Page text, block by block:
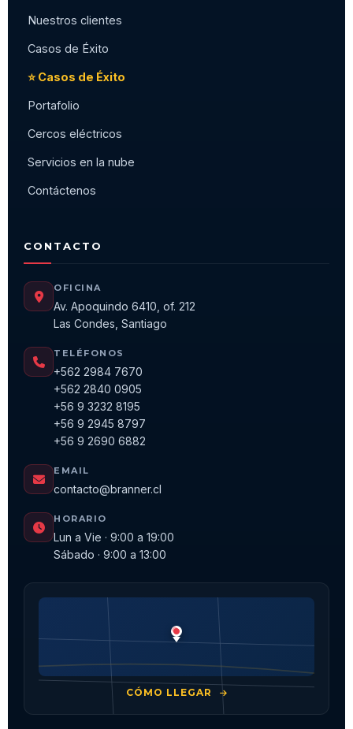
Nuestros clientes
Casos de Éxito
⭐ Casos de Éxito
Portafolio
Cercos eléctricos
Servicios en la nube
Contáctenos
CONTACTO
OFICINA
Av. Apoquindo 6410, of. 212
Las Condes, Santiago
TELÉFONOS
+562 2984 7670
+562 2840 0905
+56 9 3232 8195
+56 9 2945 8797
+56 9 2690 6882
EMAIL
contacto@branner.cl
HORARIO
Lun a Vie · 9:00 a 19:00
Sábado · 9:00 a 13:00
CÓMO LLEGAR